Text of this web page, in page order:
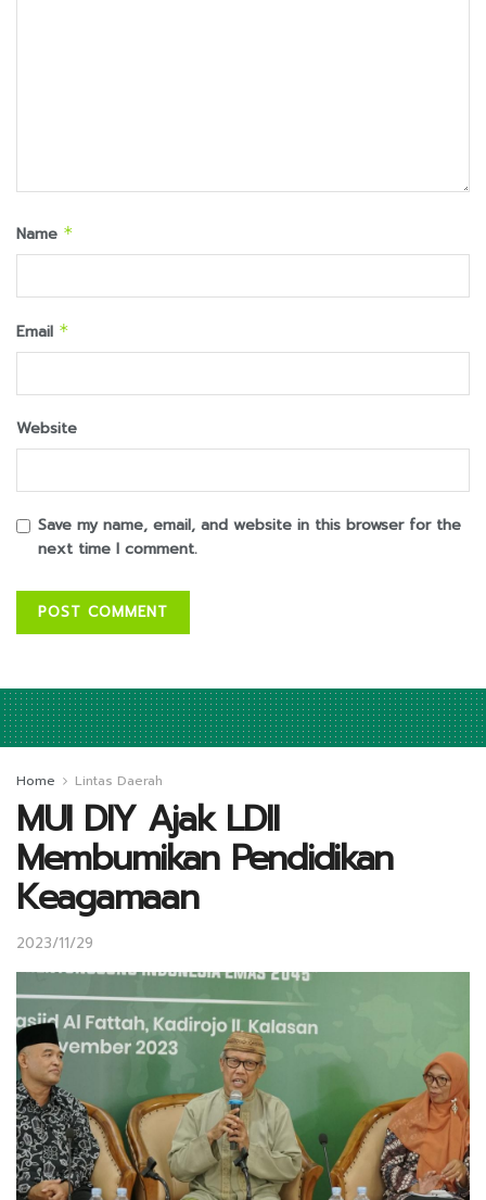
Name *
Email *
Website
Save my name, email, and website in this browser for the
next time I comment.
Home Lintas Daerah
MUI DIY Ajak LDII
Membumikan Pendidikan
Keagamaan
2023/11/29